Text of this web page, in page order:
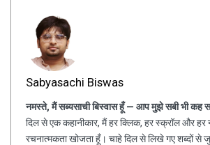
Sabyasachi Biswas
नमस्ते, मैं सब्यसाची बिस्वास हूँ — आप मुझे सबी भी कह
दिल से एक कहानीकार, मैं हर क्लिक, हर स्क्रॉल और हर
रचनात्मकता खोजता हूँ। चाहे दिल से लिखे गए शब्दों से